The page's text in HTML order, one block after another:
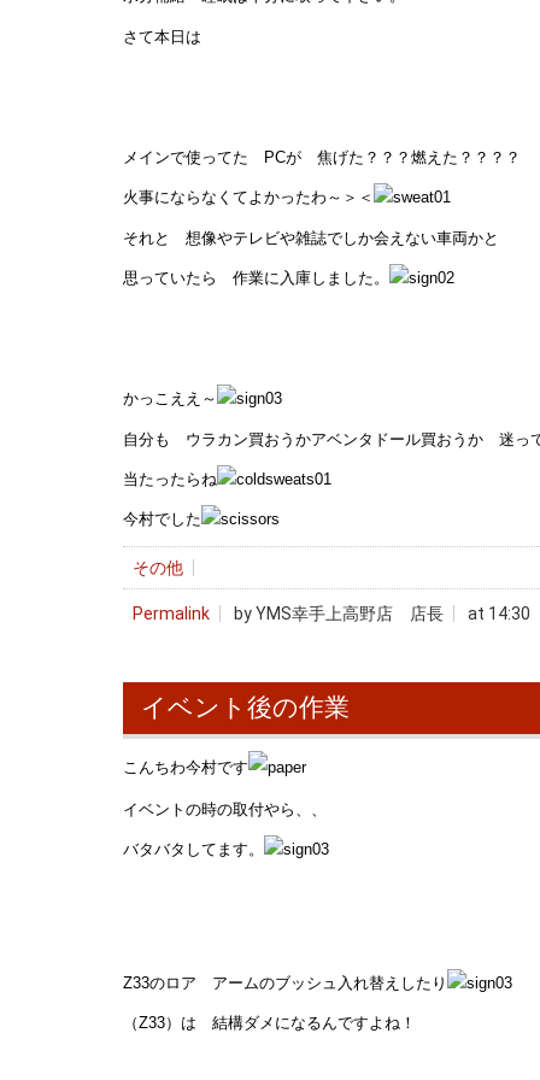
さて本日は
メインで使ってた PCが 焦げた？？？燃えた？？？？
火事にならなくてよかったわ～＞＜
それと 想像やテレビや雑誌でしか会えない車両かと
思っていたら 作業に入庫しました。
かっこええ～
自分も ウラカン買おうかアベンタドール買おうか 迷っ
当たったらね
今村でした
その他
Permalink by YMS幸手上高野店 店長 at 14:30
イベント後の作業
こんちわ今村です
イベントの時の取付やら、、
バタバタしてます。
Z33のロア アームのブッシュ入れ替えしたり
（Z33）は 結構ダメになるんですよね！